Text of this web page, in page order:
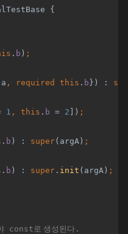
{
. b ) ;
a , required this . b}) :
1 , this . b = 2 ]) ;
. b ) : super(argA) ;
. b ) : super . init (argA) ;
const 로 생성된다 .